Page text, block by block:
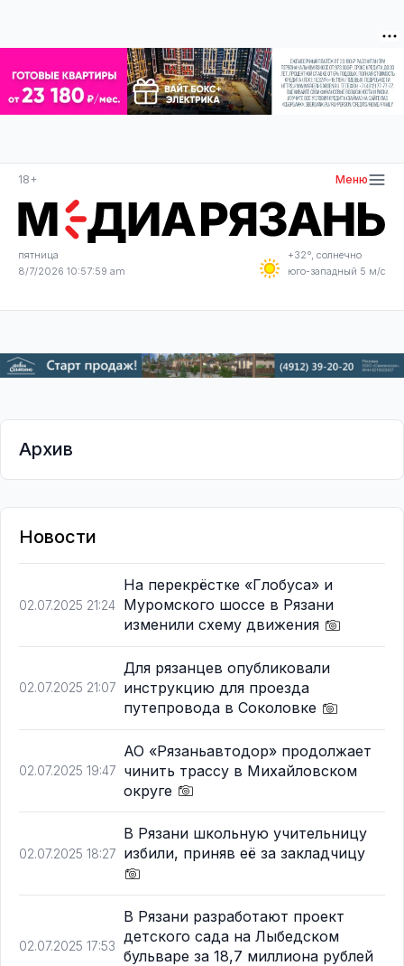
18+ Меню
пятница
8/7/2026 10:58:00 am
+32°, солнечно
юго-западный 5 м/с
Архив
Новости
02.07.2025 21:24
На перекрёстке «Глобуса» и
Муромского шоссе в Рязани
изменили схему движения
02.07.2025 21:07
Для рязанцев опубликовали
инструкцию для проезда
путепровода в Соколовке
02.07.2025 19:47
АО «Рязаньавтодор» продолжает
чинить трассу в Михайловском
округе
02.07.2025 18:27
В Рязани школьную учительницу
избили, приняв её за закладчицу
02.07.2025 17:53
В Рязани разработают проект
детского сада на Лыбедском
бульваре за 18,7 миллиона рублей